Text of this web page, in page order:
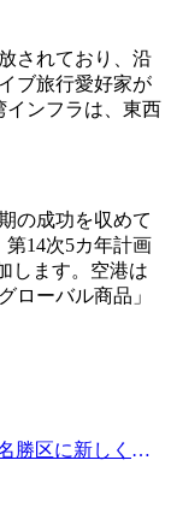
されており、沿
ブ旅行愛好家が
インフラは、東西
の成功を収めて
14次5カ年計画
します。空港は
ローバル商品」
Next:南京の玄武湖風景名勝区に新しく建てられた「金陵詩堂」を含む4つの文化施設が正式にオープンした。